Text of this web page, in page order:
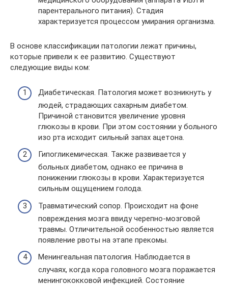
парентерального питания). Стадия
характеризуется процессом умирания организма.
В основе классификации патологии лежат причины,
которые привели к ее развитию. Существуют
следующие виды ком:
Диабетическая. Патология может возникнуть у
людей, страдающих сахарным диабетом.
Причиной становится увеличение уровня
глюкозы в крови. При этом состоянии у больного
изо рта исходит сильный запах ацетона.
Гипогликемическая. Также развивается у
больных диабетом, однако ее причина в
понижении глюкозы в крови. Характеризуется
сильным ощущением голода.
Травматический сопор. Происходит на фоне
повреждения мозга ввиду черепно-мозговой
травмы. Отличительной особенностью является
появление рвоты на этапе прекомы.
Менингеальная патология. Наблюдается в
случаях, когда кора головного мозга поражается
менингококковой инфекцией. Состояние